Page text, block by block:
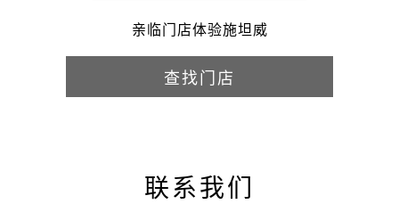
亲临门店体验施坦威
查找门店
联系我们